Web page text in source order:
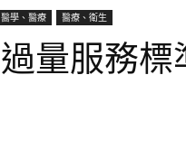
醫學、醫療 醫療、衛生
量服務